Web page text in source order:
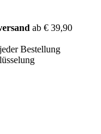
ab € 39,90
Bestellung